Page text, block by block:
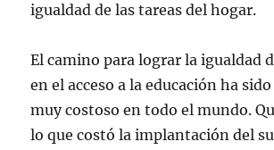
igualdad de las tareas del hogar.
El camino para lograr la igualdad
en el acceso a la educación ha
muy costoso en todo el mundo.
lo que costó la implantación del